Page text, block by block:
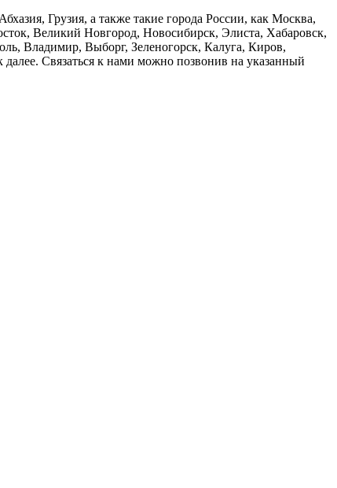
Грузия, а также такие города России, как Москва,
Великий Новгород, Новосибирск, Элиста, Хабаровск,
Владимир, Выборг, Зеленогорск, Калуга, Киров,
Связаться к нами можно позвонив на указанный